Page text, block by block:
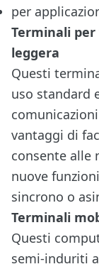
per
Terminali
leggera
Questi
uso standard
vantaggi di
consente alle
nuove
sincrono o
Terminali
Questi
semi-induriti